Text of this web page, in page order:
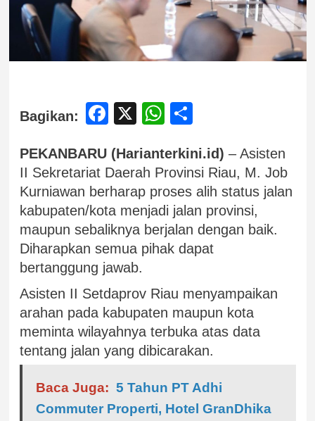
Bagikan: Facebook
X WhatsApp
PEKANBARU (Harianterkini.id) – Asisten
II Sekretariat Daerah Provinsi Riau, M. Job
Kurniawan berharap proses alih status jalan
kabupaten/kota menjadi jalan provinsi,
maupun sebaliknya berjalan dengan baik.
Diharapkan semua pihak dapat
bertanggung jawab.
Asisten II Setdaprov Riau menyampaikan
arahan pada kabupaten maupun kota
meminta wilayahnya terbuka atas data
tentang jalan yang dibicarakan.
Baca Juga: 5 Tahun PT Adhi
Commuter Properti, Hotel GranDhika